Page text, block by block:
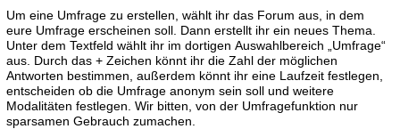
Um eine Umfrage zu erstellen, wählt ihr das Forum aus, in dem
eure Umfrage erscheinen soll. Dann erstellt ihr ein neues Thema.
Unter dem Textfeld wählt ihr im dortigen Auswahlbereich „Umfrage“
aus. Durch das + Zeichen könnt ihr die Zahl der möglichen
Antworten bestimmen, außerdem könnt ihr eine Laufzeit festlegen,
entscheiden ob die Umfrage anonym sein soll und weitere
Modalitäten festlegen. Wir bitten, von der Umfragefunktion nur
sparsamen Gebrauch zumachen.